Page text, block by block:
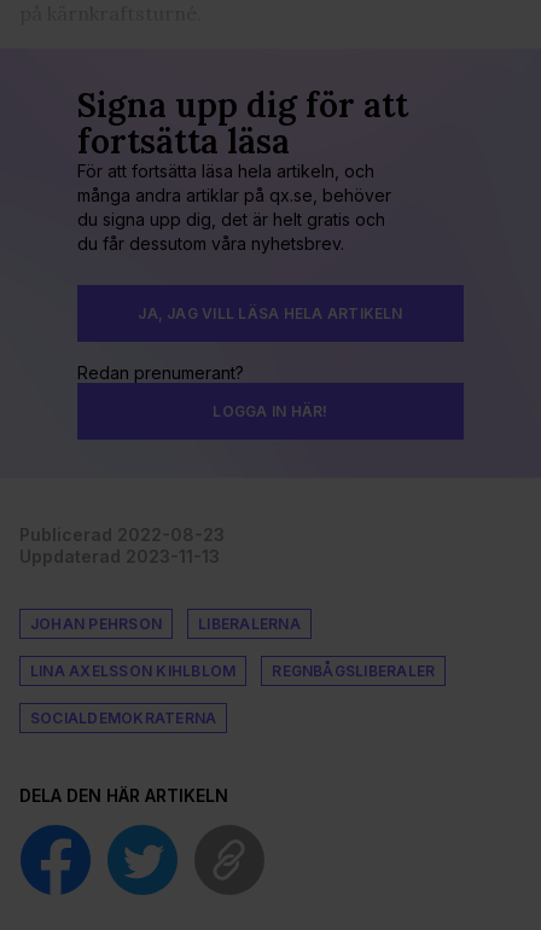
Signa upp dig för att
fortsätta läsa
För att fortsätta läsa hela artikeln, och
många andra artiklar på qx.se, behöver
du signa upp dig, det är helt gratis och
du får dessutom våra nyhetsbrev.
JA, JAG VILL LÄSA HELA ARTIKELN
Redan prenumerant?
LOGGA IN HÄR!
Publicerad 2022-08-23
Uppdaterad 2023-11-13
JOHAN PEHRSON LIBERALERNA
LINA AXELSSON KIHLBLOM REGNBÅGSLIBERALER
SOCIALDEMOKRATERNA
DELA DEN HÄR ARTIKELN